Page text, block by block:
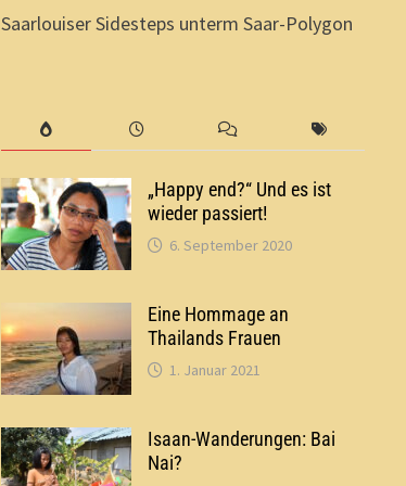
Saarlouiser Sidesteps unterm Saar-Polygon
„Happy end?“ Und es ist
wieder passiert!
6. September 2020
Eine Hommage an
Thailands Frauen
1. Januar 2021
Isaan-Wanderungen: Bai
Nai?